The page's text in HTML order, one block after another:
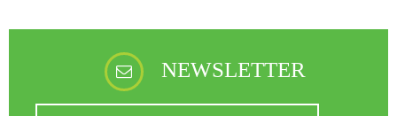
NEWSLETTER